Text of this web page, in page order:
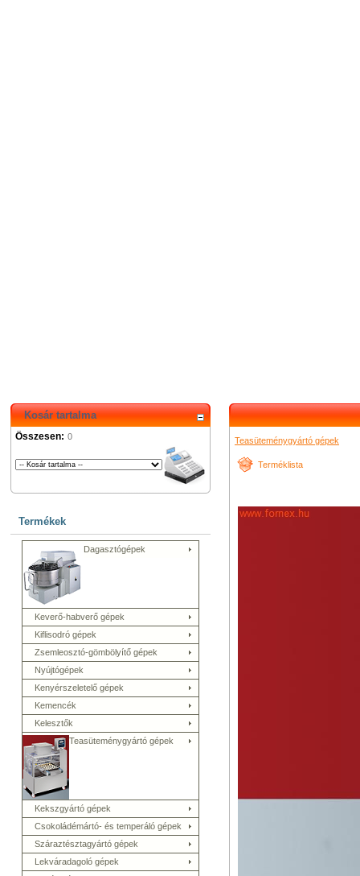
Kosár tartalma
Összesen: 0
Termékek
Dagasztógépek
Keverő-habverő gépek
Kiflisodró gépek
Zsemleosztó-gömbölyítő gépek
Nyújtógépek
Kenyérszeletelő gépek
Kemencék
Kelesztők
Teasüteménygyártó gépek
Kekszgyártó gépek
Csokoládémártó- és temperáló gépek
Száraztésztagyártó gépek
Lekváradagoló gépek
Teasüteménygyártó gépek
Terméklista